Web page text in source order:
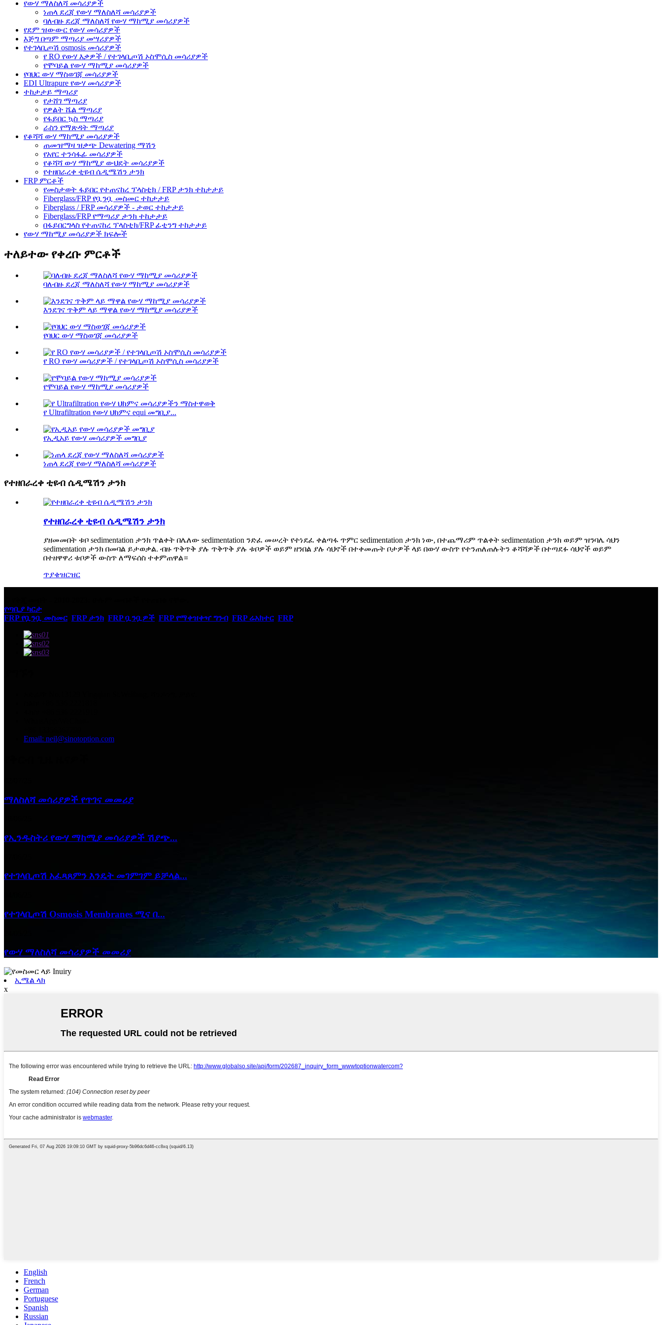
የውሃ ማለስለሻ መሳሪያዎች
ነጠላ ደረጃ የውሃ ማለስለሻ መሳሪያዎች
ባለብዙ ደረጃ ማለስለሻ የውሃ ማከሚያ መሳሪያዎች
የደም ዝውውር የውሃ መሳሪያዎች
እጅግ በጣም ማጣሪያ መሣሪያዎች
የተገላቢጦሽ osmosis መሳሪያዎች
የ RO የውሃ እቃዎች / የተገላቢጦሽ ኦስሞሲስ መሳሪያዎች
የሞባይል የውሃ ማከሚያ መሳሪያዎች
የባህር ውሃ ማስወገጃ መሳሪያዎች
EDI Ultrapure የውሃ መሳሪያዎች
ተከታታይ ማጣሪያ
የታሸገ ማጣሪያ
የዎልት ሼል ማጣሪያ
የፋይበር ኳስ ማጣሪያ
ራስን የማጽዳት ማጣሪያ
የቆሻሻ ውሃ ማከሚያ መሳሪያዎች
ጠመዝማዛ ዝቃጭ Dewatering ማሽን
የአየር ተንሳፋፊ መሳሪያዎች
የቆሻሻ ውሃ ማከሚያ ውህደት መሳሪያዎች
የተዘበራረቀ ቲዩብ ሴዲሜሽን ታንክ
FRP ምርቶች
የመስታወት ፋይበር የተጠናከረ ፕላስቲክ / FRP ታንክ ተከታታይ
Fiberglass/FRP የቧንቧ መስመር ተከታታይ
Fiberglass / FRP መሳሪያዎች - ታወር ​​ተከታታይ
Fiberglass/FRP የማጣሪያ ታንክ ተከታታይ
በፋይበርግላስ የተጠናከረ ፕላስቲክ/FRP ፊቲንግ ተከታታይ
የውሃ ማከሚያ መሳሪያዎች ክፍሎች
ተለይተው የቀረቡ ምርቶች
ባለብዙ ደረጃ ማለስለሻ የውሃ ማከሚያ መሳሪያዎች
እንደገና ጥቅም ላይ ማዋል የውሃ ማከሚያ መሳሪያዎች
የባህር ውሃ ማስወገጃ መሳሪያዎች
የ RO የውሃ መሳሪያዎች / የተገላቢጦሽ ኦስሞሲስ መሳሪያዎች
የሞባይል የውሃ ማከሚያ መሳሪያዎች
የ Ultrafiltration የውሃ ህክምና equi መግቢያ...
የኢዲአይ የውሃ መሳሪያዎች መግቢያ
ነጠላ ደረጃ የውሃ ማለስለሻ መሳሪያዎች
የተዘበራረቀ ቲዩብ ሴዲሜሽን ታንክ
የተዘበራረቀ ቲዩብ ሴዲሜሽን ታንክ
ያዘመመበት ቱቦ sedimentation ታንክ ጥልቀት በሌለው sedimentation ንድፈ መሠረት የተነደፈ ቀልጣፋ ጥምር sedimentation ታንክ ነው, በተጨማሪም ጥልቀት sedimentation ታንክ ወይም ዝንባሌ ሳህን
sedimentation ታንክ በመባል ይታወቃል. ብዙ ጥቅጥቅ ያሉ ጥቅጥቅ ያሉ ቱቦዎች ወይም ዘንበል ያሉ ሳህኖች በተቀመጡት ቦታዎች ላይ በውሃ ውስጥ የተንጠለጠሉትን ቆሻሻዎች በተጣደፉ ሳህኖች ወይም
በተዘዋዋሪ ቱቦዎች ውስጥ ለማፍሰስ ተቀምጠዋል።
ጥያቄዝርዝር
የጣቢያ ካርታ
FRP የቧንቧ መስመር FRP ታንክ FRP ቧንቧዎች FRP የማቀዝቀዣ ግንብ, FRP ሬአክተር FRP,
Email: neil@sinotoption.com
ማለስለሻ መሳሪያዎች የጥገና መመሪያ
የኢንዱስትሪ የውሃ ማከሚያ መሳሪያዎች ሽያጭ...
የተገላቢጦሽ አፈጻጸምን እንዴት መገምገም ይቻላል...
የተገላቢጦሽ Osmosis Membranes ሚና በ...
የውሃ ማለስለሻ መሳሪያዎች መመሪያ
ኢሜል ላክ
x
English
French
German
Portuguese
Spanish
Russian